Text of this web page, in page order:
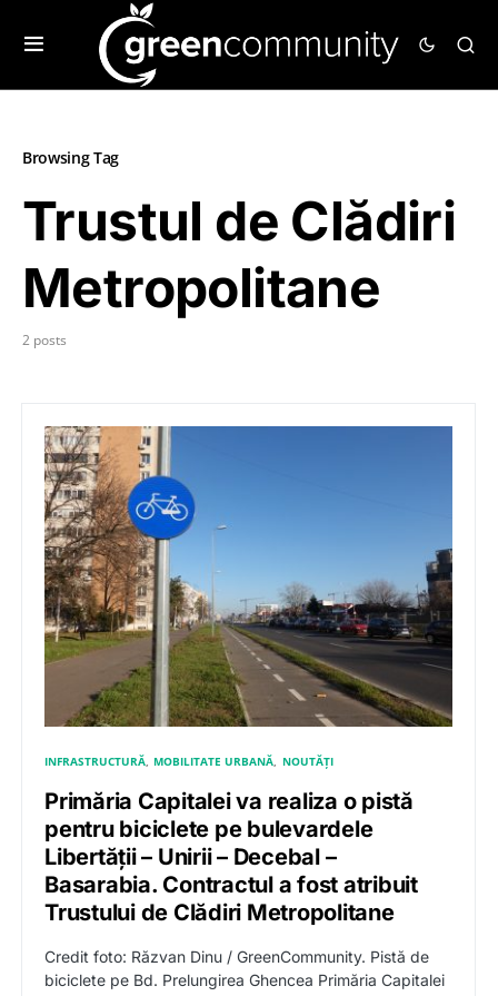
Browsing Tag
Trustul de Clădiri
Metropolitane
2 posts
INFRASTRUCTURĂ MOBILITATE URBANĂ NOUTĂȚI
Primăria Capitalei va realiza o pistă
pentru biciclete pe bulevardele
Libertății – Unirii – Decebal –
Basarabia. Contractul a fost atribuit
Trustului de Clădiri Metropolitane
Credit foto: Răzvan Dinu / GreenCommunity. Pistă de
biciclete pe Bd. Prelungirea Ghencea Primăria Capitalei